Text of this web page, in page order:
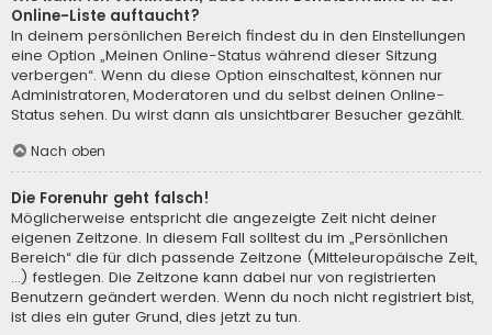
Online-Liste auftaucht?
In deinem persönlichen Bereich findest du in den Einstellungen
eine Option „Meinen Online-Status während dieser Sitzung
verbergen“. Wenn du diese Option einschaltest, können nur
Administratoren, Moderatoren und du selbst deinen Online-
Status sehen. Du wirst dann als unsichtbarer Besucher gezählt.
Nach oben
Die Forenuhr geht falsch!
Möglicherweise entspricht die angezeigte Zeit nicht deiner
eigenen Zeitzone. In diesem Fall solltest du im „Persönlichen
Bereich“ die für dich passende Zeitzone (Mitteleuropäische Zeit,
...) festlegen. Die Zeitzone kann dabei nur von registrierten
Benutzern geändert werden. Wenn du noch nicht registriert bist,
ist dies ein guter Grund, dies jetzt zu tun.